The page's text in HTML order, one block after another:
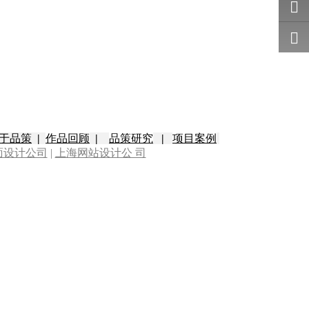
品策 | 作品回顾 | 品策研究 | 项目 案例
设计公司 | 上海网站设计公 司
在线咨
微信